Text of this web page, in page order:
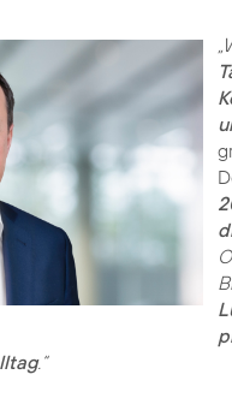
O
.“